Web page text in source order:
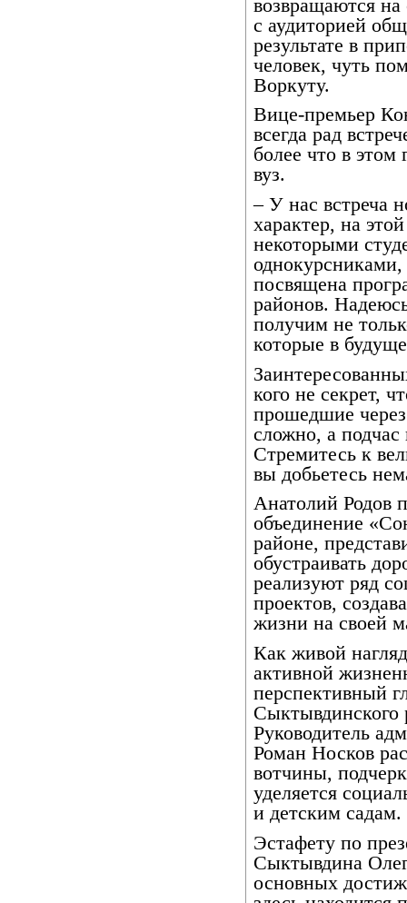
возвращаются
с аудиторией
результате в
человек, чуть
Воркуту.
Вице-премьер
всегда рад
более что в этом
вуз.
– У нас встреча
характер, на
некоторыми
посвящена
районов.
получим не
которые в
кого не секрет,
прошедшие
сложно, а
Стремитесь к
вы добьетесь
Анатолий Родов
объединение
районе,
обустраивать
реализуют ряд
проектов,
жизни на своей
Как живой
активной
перспективный
Сыктывдинского
Руководитель
Роман Носков
вотчины,
уделяется
и детским садам.
Эстафету по
Сыктывдина
основных